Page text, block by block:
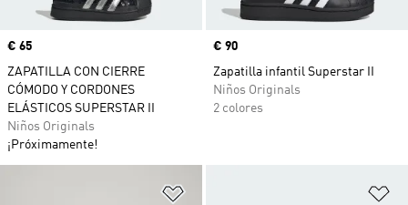
Precio
€ 65
ZAPATILLA CON CIERRE
CÓMODO Y CORDONES
ELÁSTICOS SUPERSTAR II
Niños Originals
¡Próximamente!
Precio
€ 90
Zapatilla infantil Superstar II
Niños Originals
2 colores